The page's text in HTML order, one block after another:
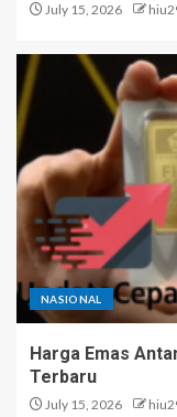
July 15, 2026
NASIONAL
Harga Emas
Terbaru
July 15, 2026